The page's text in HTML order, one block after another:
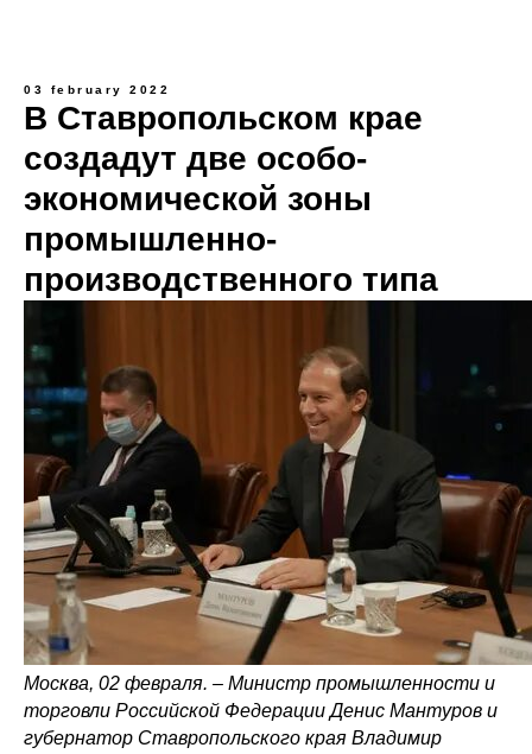
03 february 2022
В Ставропольском крае
создадут две особо-
экономической зоны
промышленно-
производственного типа
Москва, 02 февраля. – Министр промышленности и
торговли Российской Федерации Денис Мантуров и
губернатор Ставропольского края Владимир